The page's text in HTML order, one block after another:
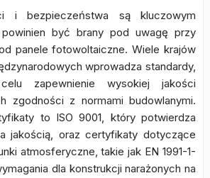
i bezpieczeństwa są kluczowym
być brany pod uwagę przy
panele fotowoltaiczne. Wiele krajów
wprowadza standardy,
zapewnienie wysokiej jakości
zgodności z normami budowlanymi.
to ISO 9001, który potwierdza
jakością, oraz certyfikaty dotyczące
atmosferyczne, takie jak EN 1991-1-
dla konstrukcji narażonych na